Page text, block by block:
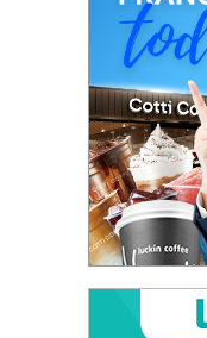
ปรึกษา
การ
ลงทุน
และ
ขยาย